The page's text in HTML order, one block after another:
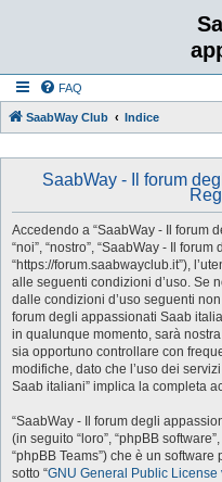
FAQ
SaabWay Club Indice
SaabWay - Il forum
Accedendo a “SaabWay - Il forum
“noi”, “nostro”, “SaabWay - Il
“https://forum.saabwayclub.it”),
alle seguenti condizioni d’uso. Se
dalle condizioni d’uso seguenti
forum degli appassionati Saab
in qualunque momento, sarà
sia opportuno controllare con
modifiche, dato che l’uso dei
Saab italiani” implica la completa
“SaabWay - Il forum degli
(in seguito “loro”, “phpBB
“phpBB Teams”) che è un
sotto “GNU General Public License